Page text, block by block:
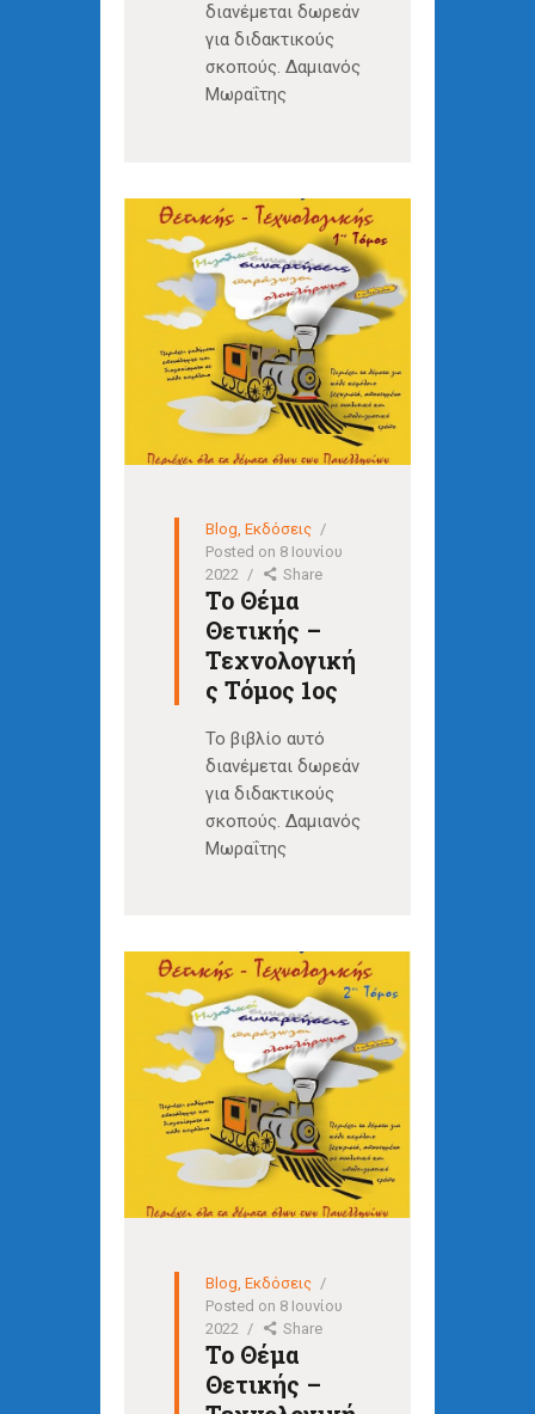
διανέμεται δωρεάν
για διδακτικούς
σκοπούς. Δαμιανός
Μωραΐτης
Blog,Εκδόσεις
Posted on 8 Ιουνίου
2022
Share
Το Θέμα
Θετικής –
Τεχνολογική
ς Τόμος 1ος
Το βιβλίο αυτό
διανέμεται δωρεάν
για διδακτικούς
σκοπούς. Δαμιανός
Μωραΐτης
Blog ,Εκδόσεις
Posted on 8 Ιουνίου
2022
Share
Το Θέμα
Θετικής –